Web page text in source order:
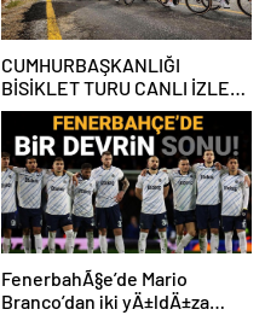
CUMHURBAŞKANLIĞI
BİSİKLET TURU CANLI İZLE:
Cumhurbaşkanlığı Bisiklet
Yarışı Hangi Kanalda? İşte
İzmir Bisiklet Yarışı Bilgileri…
FenerbahÃ§e’de Mario
Branco’dan iki yÄ±ldÄ±za